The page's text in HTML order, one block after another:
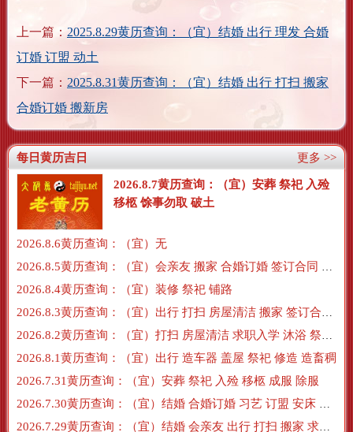
上一篇： 2025.8.29黄历查询：（宜）结婚 出行 理发 合婚
订婚 订盟 动土
下一篇： 2025.8.31黄历查询：（宜）结婚 出行 打扫 搬家
合婚订婚 搬新房
更多 >>
每日黄历吉日
2026.8.7黄历查询：（宜）安葬 祭祀 入殓
移柩 馀事勿取 破土
2026.8.6黄历查询：（宜）无
2026.8.5黄历查询：（宜）会亲友 搬家 合婚订婚 签订合同 搬新房 订盟
2026.8.4黄历查询：（宜）装修 祭祀 铺路
2026.8.3黄历查询：（宜）出行 打扫 房屋清洁 搬家 签订合同 交易
2026.8.2黄历查询：（宜）打扫 房屋清洁 求职入学 沐浴 祭祀 牧养
2026.8.1黄历查询：（宜）出行 造车器 盖屋 祭祀 修造 造畜稠
2026.7.31黄历查询：（宜）安葬 祭祀 入殓 移柩 成服 除服
2026.7.30黄历查询：（宜）结婚 合婚订婚 习艺 订盟 安床 沐浴
2026.7.29黄历查询：（宜）结婚 会亲友 出行 打扫 搬家 求职入学